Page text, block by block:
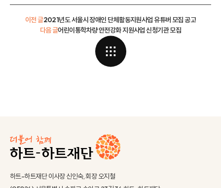
이전 글2021년도 서울시 장애인 단체활동지원사업 유튜버 모집 공고
어린이통학차량 안전강화 지원사업 신청기관 모집
다음 글
하트-하트재단 이사장 신인숙, 회장 오지철